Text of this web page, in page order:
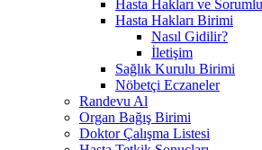
Hasta Hakları ve
Hasta Hakları Birimi
Nasıl Gidilir?
İletişim
Sağlık Kurulu Birimi
Nöbetçi Eczaneler
Randevu Al
Organ Bağış Birimi
Doktor Çalışma Listesi